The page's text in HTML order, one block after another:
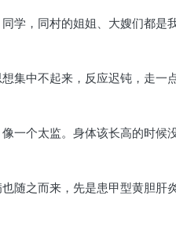
学，同村的姐姐、大嫂们都是
集中不起来，反应迟钝，走一
一个太监。身体该长高的时候
随之而来，先是患甲型黄胆肝